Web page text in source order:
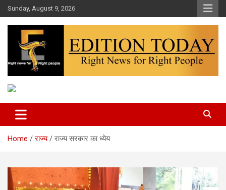
Skip
to
content
Sunday, August 9, 2026
Edition Today
Home राज्य राज्य सरकार का ध्येय